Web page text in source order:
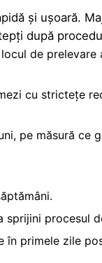
și ușoară.
după
de
cu strictețe
pe măsură ce
sprijini procesul
în primele zile